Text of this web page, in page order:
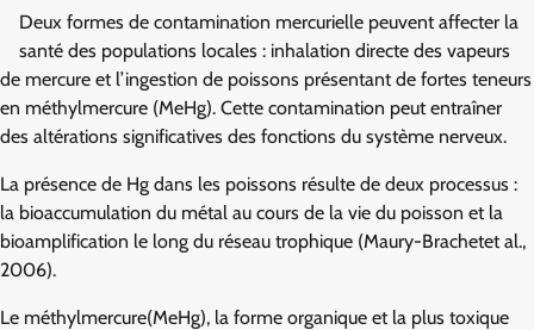
Deux formes de contamination mercurielle peuvent affecter la
santé des populations locales : inhalation directe des vapeurs
de mercure et l’ingestion de poissons présentant de fortes teneurs
en méthylmercure (MeHg). Cette contamination peut entraîner
des altérations significatives des fonctions du système nerveux.
La présence de Hg dans les poissons résulte de deux processus :
la bioaccumulation du métal au cours de la vie du poisson et la
bioamplification le long du réseau trophique (Maury-Brachetet al.,
2006).
Le méthylmercure(MeHg), la forme organique et la plus toxique